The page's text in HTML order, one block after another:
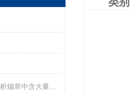
烟草成分分析仪来分析烟草中含大量有害成分的危害